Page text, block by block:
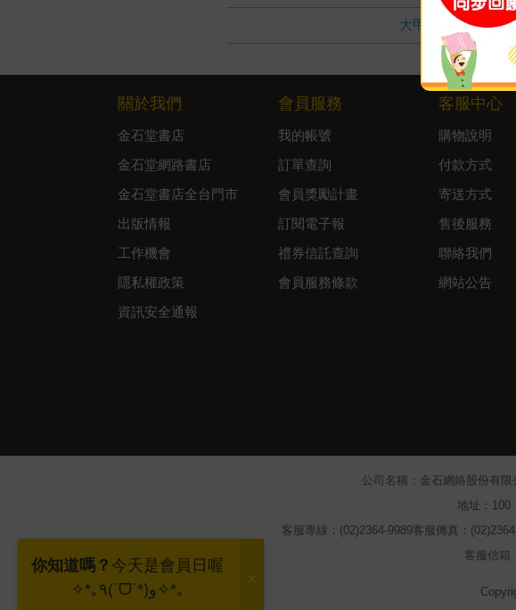
大甲店
關於我們
金石堂書店
金石堂網路書店
金石堂書店全台門市
出版情報
工作機會
隱私權政策
資訊安全通報
會員服務
我的帳號
訂單查詢
會員獎勵計畫
訂閱電子報
禮券信託查詢
會員服務條款
客服中心
購物說明
付款方式
寄送方式
售後服務
聯絡我們
網站公告
公司名稱：金石網絡股份有限
地址：100
客服專線：(02)2364-9989客服傳真：
客服信箱
你知道嗎？ 今天是會員日喔
✧*｡٩(ˊᗜˋ*)و✧*｡